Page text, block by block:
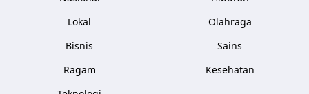
Lokal
Bisnis
Ragam
Olahraga
Sains
Kesehatan